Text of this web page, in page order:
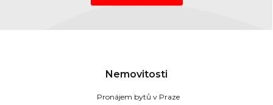
Nemovitosti
Pronájem bytů v Praze